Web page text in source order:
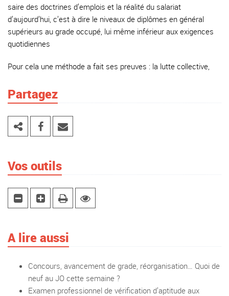
saire des doctrines d’emplois et la réalité du salariat
d’aujourd’hui, c’est à dire le niveaux de diplômes en gé­néral
supérieurs au grade occupé, lui même inférieur aux exigences
quoti­diennes
Pour cela une méthode a fait ses preuves : la lutte collective,
Partagez
Vos outils
A lire aussi
Concours, avancement de grade, réorganisation… Quoi de
neuf au JO cette semaine ?
Examen professionnel de vérification d’aptitude aux